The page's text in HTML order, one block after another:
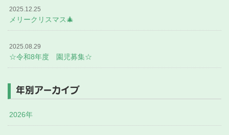
2025.12.25
メリークリスマス🎄
2025.08.29
☆令和8年度 園児募集☆
年別アーカイブ
2026年